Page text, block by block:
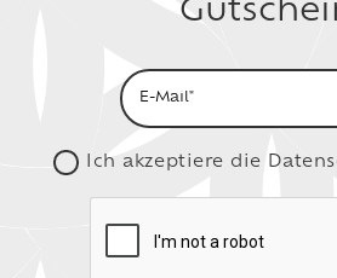
Ich akzeptiere die